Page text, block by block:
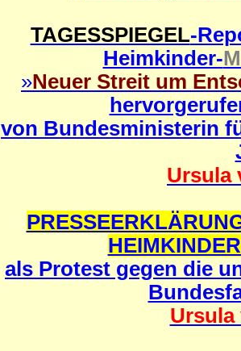
TAGESSPIEGEL-
Heimkinder-
»Neuer Streit um
von Bundesministerin
Ursula
als Protest gegen die
Ursula